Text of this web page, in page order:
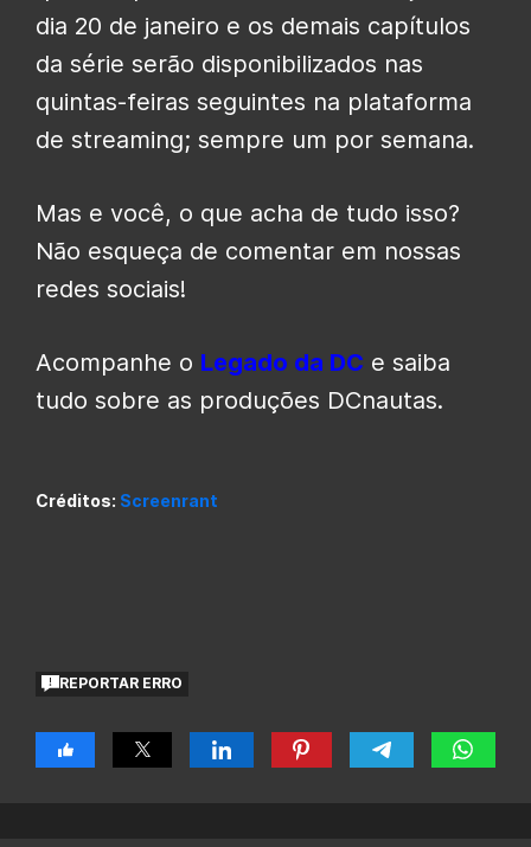
dia 20 de janeiro e os demais capítulos
da série serão disponibilizados nas
quintas-feiras seguintes na plataforma
de streaming; sempre um por semana.
Mas e você, o que acha de tudo isso?
Não esqueça de comentar em nossas
redes sociais!
Acompanhe o Legado da DC e saiba
tudo sobre as produções DCnautas.
Créditos: Screenrant
REPORTAR ERRO